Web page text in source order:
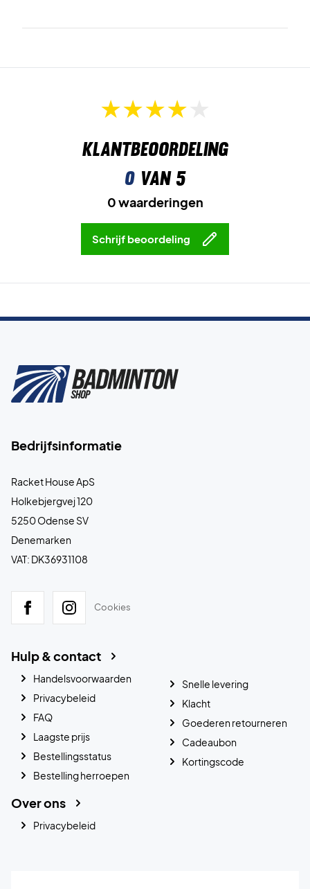
Klantbeoordeling
0van 5
0 waarderingen
Schrijf beoordeling
Bedrijfsinformatie
Racket House ApS
Holkebjergvej 120
5250 Odense SV
Denemarken
VAT: DK36931108
Cookies
Hulp & contact
Handelsvoorwaarden
Privacybeleid
FAQ
Laagste prijs
Bestellingsstatus
Bestelling herroepen
Snelle levering
Klacht
Goederen retourneren
Cadeaubon
Kortingscode
Over ons
Privacybeleid